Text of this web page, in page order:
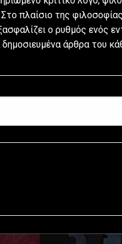
πλαίσιο της
ο ρυθμός ενός
άρθρα του